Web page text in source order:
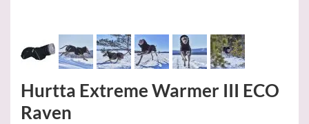
Hurtta Extreme Warmer III ECO
Raven